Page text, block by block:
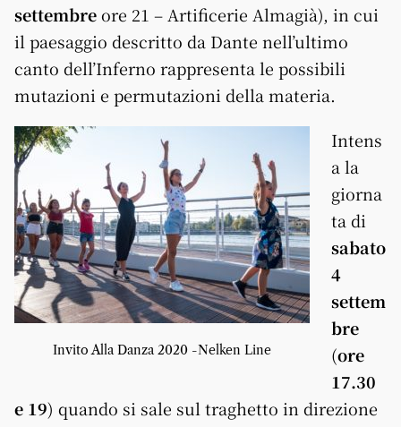
settembreore 21 – Artificerie Almagià), in cui
il paesaggio descritto da Dante nell’ultimo
canto dell’Inferno rappresenta le possibili
mutazioni e permutazioni della materia.
Invito Alla Danza 2020 -Nelken Line
Intens
a la
giorna
ta di
sabato
4
settem
bre
(ore
17.30
e 19) quando si sale sul traghetto in direzione